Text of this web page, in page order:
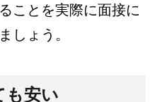
ことを実際に面接に
しょう。
も安い